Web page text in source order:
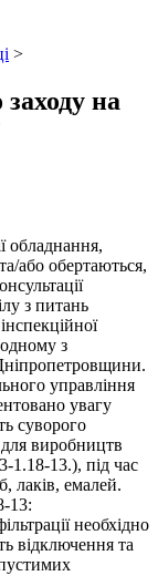
>
на
обладнання,
або обертаються,
з питань
одному з
управління
увагу
суворого
виробництв
1.18-13.), під час
лаків, емалей.
13:
необхідно
відключення та